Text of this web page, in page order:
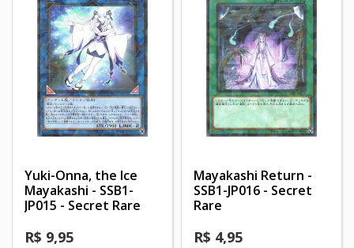
Yuki-Onna, the Ice
Mayakashi - SSB1-
JP015 - Secret Rare
R$ 9,95
Mayakashi Return -
SSB1-JP016 - Secret
Rare
R$ 4,95